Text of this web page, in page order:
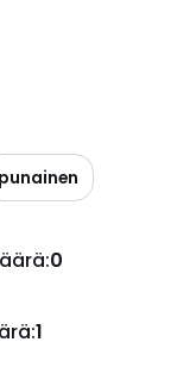
punainen
:0
:1